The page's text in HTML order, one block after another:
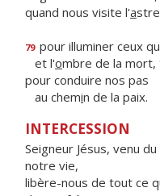
quand nous visite l'a
79 pour illuminer ceux
et l'ombre de la mort,
pour conduire nos pas
au chemin de la paix.
INTERCESSION
Seigneur Jésus, venu
notre vie,
libère-nous de tout ce